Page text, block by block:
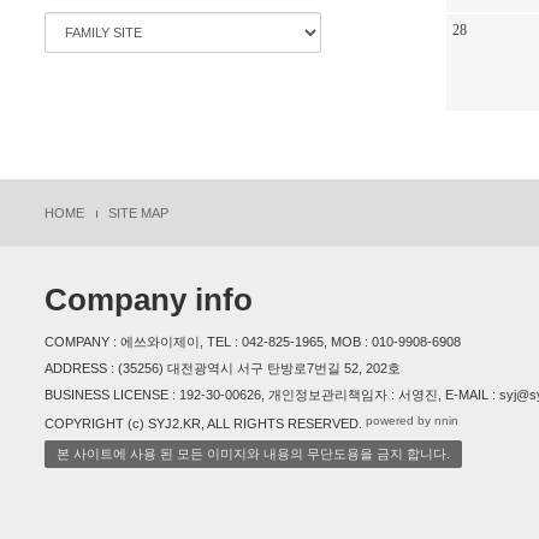
28
HOME SITE MAP
Company info
COMPANY : 에쓰와이제이, TEL : 042-825-1965, MOB : 010-9908-6908
ADDRESS : (35256) 대전광역시 서구 탄방로7번길 52, 202호
BUSINESS LICENSE : 192-30-00626, 개인정보관리책임자 : 서영진, E-MAIL :
COPYRIGHT (c) SYJ2.KR, ALL RIGHTS RESERVED. powered by nnin
본 사이트에 사용 된 모든 이미지와 내용의 무단도용을 금지 합니다.